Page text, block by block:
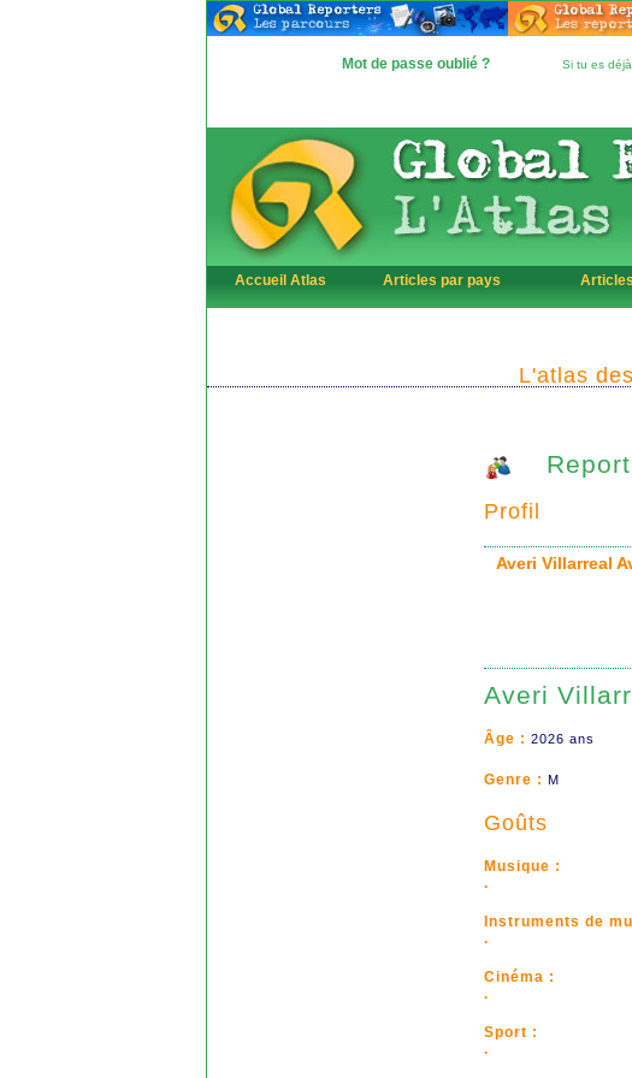
Mot de passe oublié ? Si tu es
Accueil Atlas Articles par pays
L'atlas
Profil
Averi Villarreal
Averi
Âge : 2026 ans
Genre : M
Goûts
Musique :
.
Instruments de
.
Cinéma :
.
Sport :
.